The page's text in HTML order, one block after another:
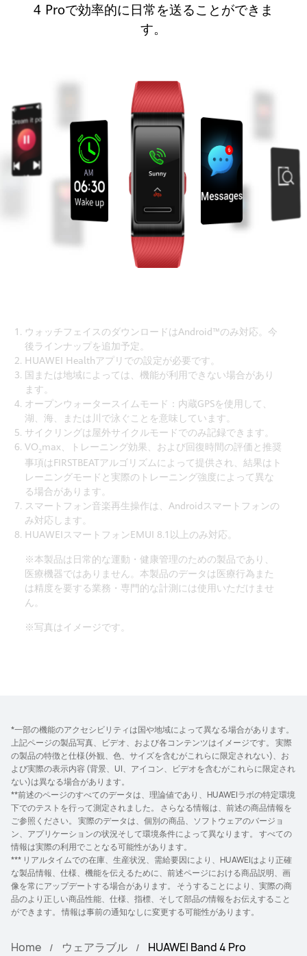
4 Proで効率的に日常を送ることができま
す。
ウォッチフェイスのダウンロードはAndroid™のみ対応。今
後ラインナップを追加予定。
HUAWEI Healthアプリでの設定が必要です。
国または地域によっては、機能が利用できない場合があり
ます。
オープンウォータースイムモード：内蔵GPSを使用して、
湖、海、または川で泳ぐことを意味しています。
サイクリングは屋外サイクルモードでのみ記録できます。
VO2max、トレーニング効果、および回復時間の評価と推奨
事項はFIRSTBEATアルゴリズムによって提供され、結果はト
レーニングモードと実際のトレーニング強度によって異な
る場合があります。
スマートフォン音楽再生操作は、Androidスマートフォンの
み対応します。
HUAWEIスマートフォンEMUI 8.1以上のみ対応。
※本製品は日常的な運動・健康管理のための製品であり、
医療機器ではありません。本製品のデータは医療行為また
は精度を要する業務・専門的な計測には使用いただけませ
ん。
※写真はイメージです。
*一部の機能のアクセシビリティは国や地域によって異なる場合があります。
上記ページの製品写真、ビデオ、および各コンテンツはイメージです。 実際
の製品の特徴と仕様(外観、色、サイズを含むがこれらに限定されない)、お
よび実際の表示内容 (背景、UI、アイコン、ビデオを含むがこれらに限定され
ない)は異なる場合があります。
**前述のページのすべてのデータは、理論値であり、HUAWEIラボの特定環境
下でのテストを行って測定されました。 さらなる情報は、前述の商品情報を
ご参照ください。 実際のデータは、個別の商品、ソフトウェアのバージョ
ン、アプリケーションの状況そして環境条件によって異なります。 すべての
情報は実際の利用でことなる可能性があります。
*** リアルタイムでの在庫、生産状況、需給要因により、HUAWEIはより正確
な製品情報、仕様、機能を伝えるために、前述ページにおける商品説明、画
像を常にアップデートする場合があります。 そうすることにより、実際の商
品のより正しい商品性能、仕様、指標、そして部品の情報をお伝えすること
ができます。 情報は事前の通知なしに変更する可能性があります。
Home ウェアラブル HUAWEI Band 4 Pro